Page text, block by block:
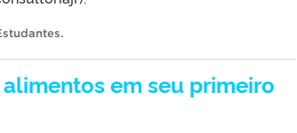
.
em seu primeiro